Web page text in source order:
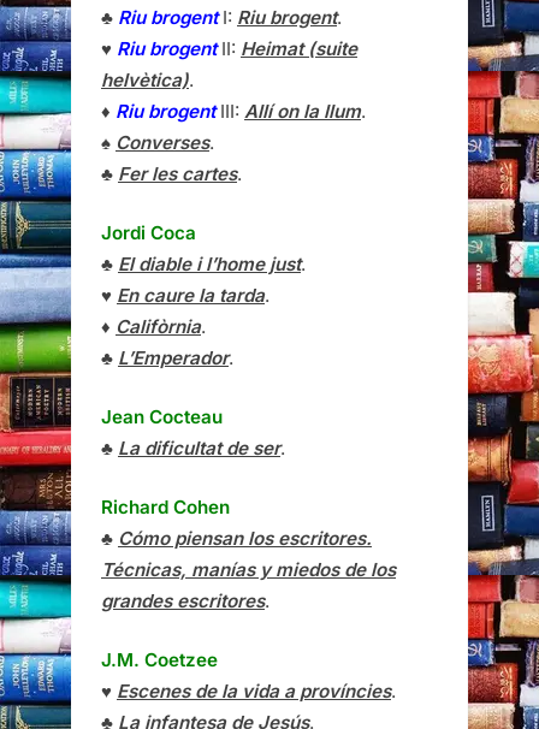
♣ Riu brogentI: Riu brogent.
♥ Riu brogentII: Heimat (suite
helvètica).
♦ Riu brogentIII: Allí on la llum.
♠ Converses.
♣ Fer les cartes.
Jordi Coca
♣ El diable i l’home just.
♥ En caure la tarda.
♦ Califòrnia.
♣ L’Emperador.
Jean Cocteau
♣ La dificultat de ser.
Richard Cohen
♣ Cómo piensan los escritores.
Técnicas, manías y miedos de los
grandes escritores.
J.M. Coetzee
♥ Escenes de la vida a províncies.
♣ La infantesa de Jesús.